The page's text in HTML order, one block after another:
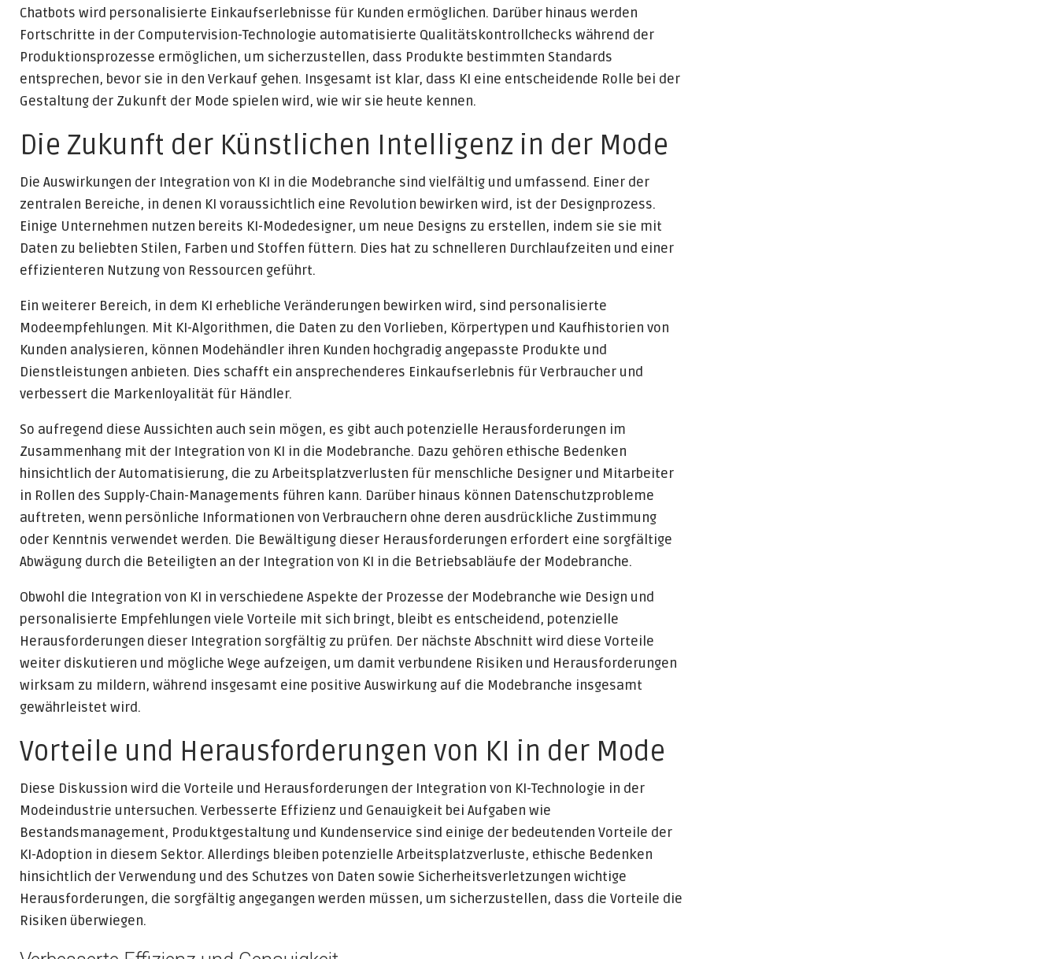
Chatbots wird personalisierte Einkaufserlebnisse für Kunden ermöglichen. Darüber hinaus werden
Fortschritte in der Computervision-Technologie automatisierte Qualitätskontrollchecks während der
Produktionsprozesse ermöglichen, um sicherzustellen, dass Produkte bestimmten Standards
entsprechen, bevor sie in den Verkauf gehen. Insgesamt ist klar, dass KI eine entscheidende Rolle bei der
Gestaltung der Zukunft der Mode spielen wird, wie wir sie heute kennen.
Die Zukunft der Künstlichen Intelligenz in der Mode
Die Auswirkungen der Integration von KI in die Modebranche sind vielfältig und umfassend. Einer der
zentralen Bereiche, in denen KI voraussichtlich eine Revolution bewirken wird, ist der Designprozess.
Einige Unternehmen nutzen bereits KI-Modedesigner, um neue Designs zu erstellen, indem sie sie mit
Daten zu beliebten Stilen, Farben und Stoffen füttern. Dies hat zu schnelleren Durchlaufzeiten und einer
effizienteren Nutzung von Ressourcen geführt.
Ein weiterer Bereich, in dem KI erhebliche Veränderungen bewirken wird, sind personalisierte
Modeempfehlungen. Mit KI-Algorithmen, die Daten zu den Vorlieben, Körpertypen und Kaufhistorien von
Kunden analysieren, können Modehändler ihren Kunden hochgradig angepasste Produkte und
Dienstleistungen anbieten. Dies schafft ein ansprechenderes Einkaufserlebnis für Verbraucher und
verbessert die Markenloyalität für Händler.
So aufregend diese Aussichten auch sein mögen, es gibt auch potenzielle Herausforderungen im
Zusammenhang mit der Integration von KI in die Modebranche. Dazu gehören ethische Bedenken
hinsichtlich der Automatisierung, die zu Arbeitsplatzverlusten für menschliche Designer und Mitarbeiter
in Rollen des Supply-Chain-Managements führen kann. Darüber hinaus können Datenschutzprobleme
auftreten, wenn persönliche Informationen von Verbrauchern ohne deren ausdrückliche Zustimmung
oder Kenntnis verwendet werden. Die Bewältigung dieser Herausforderungen erfordert eine sorgfältige
Abwägung durch die Beteiligten an der Integration von KI in die Betriebsabläufe der Modebranche.
Obwohl die Integration von KI in verschiedene Aspekte der Prozesse der Modebranche wie Design und
personalisierte Empfehlungen viele Vorteile mit sich bringt, bleibt es entscheidend, potenzielle
Herausforderungen dieser Integration sorgfältig zu prüfen. Der nächste Abschnitt wird diese Vorteile
weiter diskutieren und mögliche Wege aufzeigen, um damit verbundene Risiken und Herausforderungen
wirksam zu mildern, während insgesamt eine positive Auswirkung auf die Modebranche insgesamt
gewährleistet wird.
Vorteile und Herausforderungen von KI in der Mode
Diese Diskussion wird die Vorteile und Herausforderungen der Integration von KI-Technologie in der
Modeindustrie untersuchen. Verbesserte Effizienz und Genauigkeit bei Aufgaben wie
Bestandsmanagement, Produktgestaltung und Kundenservice sind einige der bedeutenden Vorteile der
KI-Adoption in diesem Sektor. Allerdings bleiben potenzielle Arbeitsplatzverluste, ethische Bedenken
hinsichtlich der Verwendung und des Schutzes von Daten sowie Sicherheitsverletzungen wichtige
Herausforderungen, die sorgfältig angegangen werden müssen, um sicherzustellen, dass die Vorteile die
Risiken überwiegen.